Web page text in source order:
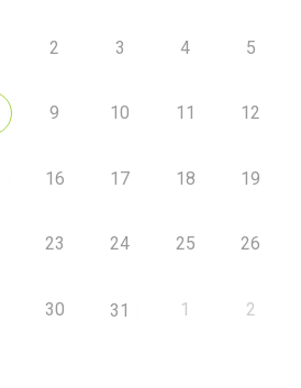
2 3 4 5
9 10 11 12
16 17 18 19
23 24 25 26
30 31 1 2